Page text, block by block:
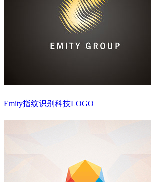
Emity指纹识别科技LOGO